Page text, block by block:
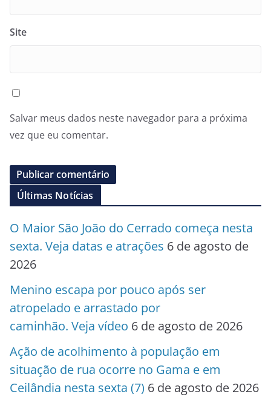
Site
Salvar meus dados neste navegador para a próxima
vez que eu comentar.
Últimas Notícias
O Maior São João do Cerrado começa nesta
sexta. Veja datas e atrações 6 de agosto de
2026
Menino escapa por pouco após ser
atropelado e arrastado por
caminhão. Veja vídeo 6 de agosto de 2026
Ação de acolhimento à população em
situação de rua ocorre no Gama e em
Ceilândia nesta sexta (7) 6 de agosto de 2026